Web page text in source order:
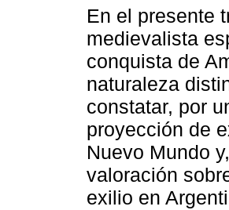
En el presente
medievalista
conquista de
naturaleza
constatar, por
proyección de
Nuevo Mundo
valoración
exilio en